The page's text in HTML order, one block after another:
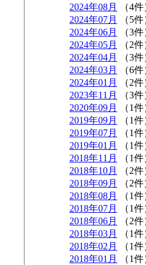
2024年08月
（4件
2024年07月
（5件
2024年06月
（3件
2024年05月
（2件
2024年04月
（3件
2024年03月
（6件
2024年01月
（2件
2023年11月
（3件
2020年09月
（1件
2019年09月
（1件
2019年07月
（1件
2019年01月
（1件
2018年11月
（1件
2018年10月
（2件
2018年09月
（2件
2018年08月
（1件
2018年07月
（1件
2018年06月
（2件
2018年03月
（1件
2018年02月
（1件
2018年01月
（1件